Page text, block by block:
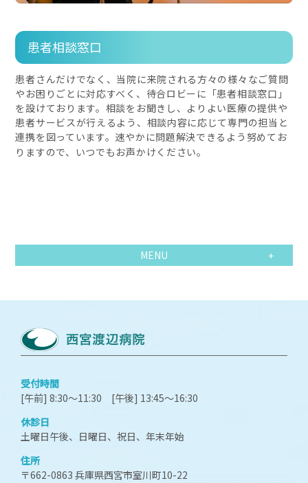
患者相談窓口
患者さんだけでなく、当院に来院される方々の様々なご質問
やお困りごとに対応すべく、待合ロビーに「患者相談窓口」
を設けております。相談をお聞きし、よりよい医療の提供や
患者サービスが行えるよう、相談内容に応じて専門の担当と
連携を図っています。速やかに問題解決できるよう努めてお
りますので、いつでもお声かけください。
MENU
受付時間
[午前] 8:30～11:30 [午後] 13:45～16:30
休診日
土曜日午後、日曜日、祝日、年末年始
住所
〒662-0863 兵庫県西宮市室川町10-22